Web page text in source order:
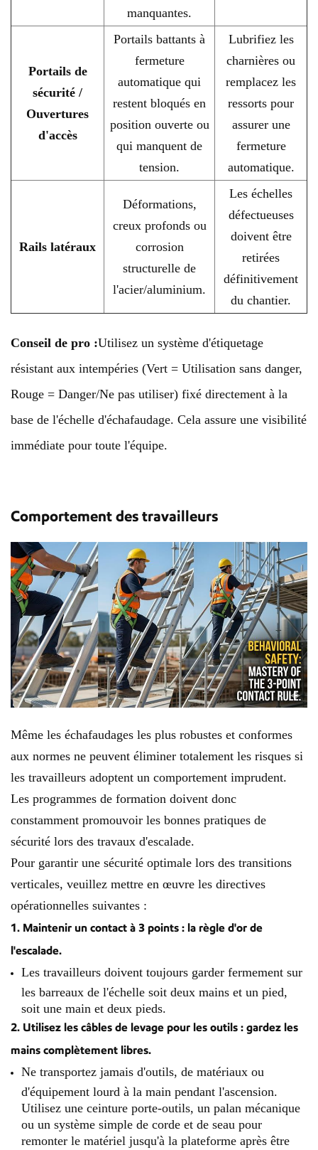
manquantes.
Portails de
sécurité /
Ouvertures
d'accès
Portails battants à
fermeture
automatique qui
restent bloqués en
position ouverte ou
qui manquent de
tension.
Lubrifiez les
charnières ou
remplacez les
ressorts pour
assurer une
fermeture
automatique.
Rails latéraux
Déformations,
creux profonds ou
corrosion
structurelle de
l'acier/aluminium.
Les échelles
défectueuses
doivent être
retirées
définitivement
du chantier.
Conseil de pro :Utilisez un système d'étiquetage
résistant aux intempéries (Vert = Utilisation sans danger,
Rouge = Danger/Ne pas utiliser) fixé directement à la
base de l'échelle d'échafaudage. Cela assure une visibilité
immédiate pour toute l'équipe.
Comportement des travailleurs
Même les échafaudages les plus robustes et conformes
aux normes ne peuvent éliminer totalement les risques si
les travailleurs adoptent un comportement imprudent.
Les programmes de formation doivent donc
constamment promouvoir les bonnes pratiques de
sécurité lors des travaux d'escalade.
Pour garantir une sécurité optimale lors des transitions
verticales, veuillez mettre en œuvre les directives
opérationnelles suivantes :
1. Maintenir un contact à 3 points : la règle d'or de
l'escalade.
Les travailleurs doivent toujours garder fermement sur
les barreaux de l'échelle soit deux mains et un pied,
soit une main et deux pieds.
2. Utilisez les câbles de levage pour les outils : gardez les
mains complètement libres.
Ne transportez jamais d'outils, de matériaux ou
d'équipement lourd à la main pendant l'ascension.
Utilisez une ceinture porte-outils, un palan mécanique
ou un système simple de corde et de seau pour
remonter le matériel jusqu'à la plateforme après être